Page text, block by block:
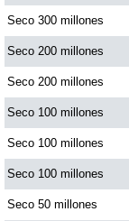
Seco 300 millones
Seco 200 millones
Seco 200 millones
Seco 100 millones
Seco 100 millones
Seco 100 millones
Seco 50 millones